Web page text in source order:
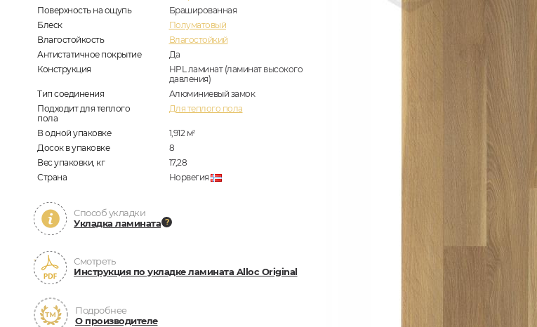
Поверхность на ощупь
Брашированная
Блеск
Полуматовый
Влагостойкость
Влагостойкий
Антистатичное покрытие
Да
Конструкция
HPL ламинат (ламинат высокого
давления)
Тип соединения
Алюминиевый замок
Подходит для теплого
пола
Для теплого пола
В одной упаковке 1,912 м2
Досок в упаковке
8
Вес упаковки, кг
17,28
Страна
Норвегия
Способ укладки
Укладка ламината
Смотреть
Инструкция по укладке ламината Alloc Original
Подробнее
О производителе